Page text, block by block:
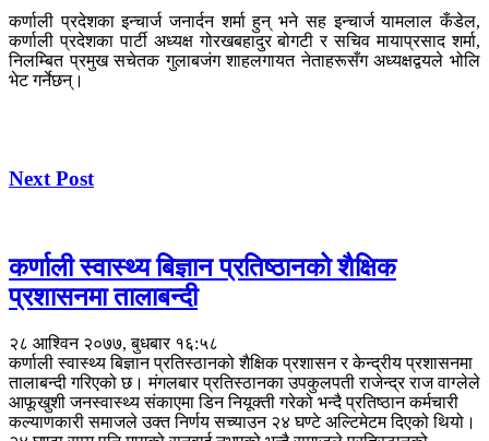
कर्णाली प्रदेशका इन्चार्ज जनार्दन शर्मा हुन् भने सह इन्चार्ज यामलाल कँडेल,
कर्णाली प्रदेशका पार्टी अध्यक्ष गोरखबहादुर बोगटी र सचिव मायाप्रसाद शर्मा,
निलम्बित प्रमुख सचेतक गुलाबजंग शाहलगायत नेताहरूसँग अध्यक्षद्वयले भोलि
भेट गर्नेछन्।
Next Post
कर्णाली स्वास्थ्य बिज्ञान प्रतिष्ठानको शैक्षिक
प्रशासनमा तालाबन्दी
२८ आश्विन २०७७, बुधबार १६:५८
कर्णाली स्वास्थ्य बिज्ञान प्रतिस्ठानको शैक्षिक प्रशासन र केन्द्रीय प्रशासनमा
तालाबन्दी गरिएको छ। मंगलबार प्रतिस्ठानका उपकुलपती राजेन्द्र राज वाग्लेले
आफूखुशी जनस्वास्थ्य संकाएमा डिन नियूक्ती गरेको भन्दै प्रतिष्ठान कर्मचारी
कल्याणकारी समाजले उक्त निर्णय सच्याउन २४ घण्टे अल्टिमेटम दिएको थियो।